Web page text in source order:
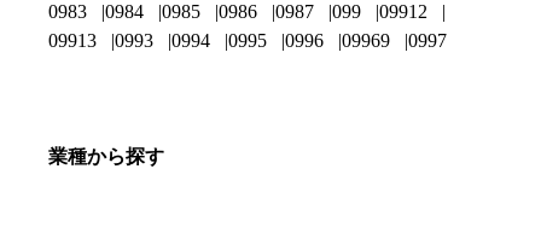
0983
0984 0985 0986 0987 099
09912
09913
0993 0994 0995 0996 09969 0997
業種から探す